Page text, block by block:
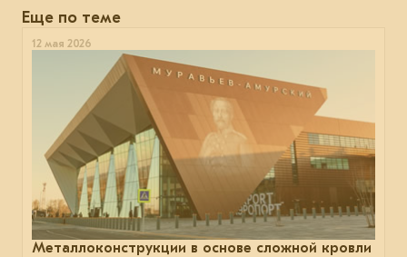
Еще по теме
12 мая 2026
Металлоконструкции в основе сложной кровли